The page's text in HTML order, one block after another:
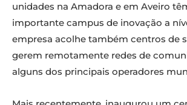
unidades na Amadora e em Aveiro
importante campus de inovação a
empresa acolhe também centros de
gerem remotamente redes de
alguns dos principais operadores